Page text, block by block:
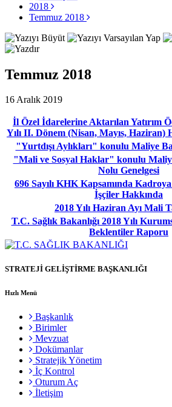
2018
Temmuz 2018
Temmuz 2018
16 Aralık 2019
İl Özel İdarelerine Aktarılan Yatırım
Yılı II. Dönem (Nisan, Mayıs,
"Yurtdışı Aylıkları" konulu Maliye
"Mali ve Sosyal Haklar" konulu Maliye
Nolu Genelgesi
696 Sayılı KHK Kapsamında
İşçiler Hakkında
2018 Yılı Haziran Ayı Mali
T.C. Sağlık Bakanlığı 2018 Yılı
Beklentiler Raporu
STRATEJİ GELİŞTİRME BAŞKANLIĞI
Hızlı Menü
Başkanlık
Birimler
Mevzuat
Dokümanlar
Stratejik Yönetim
İç Kontrol
Oturum Aç
İletişim